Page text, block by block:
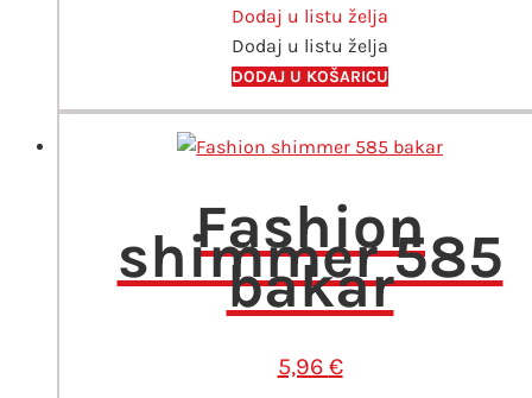
zlatni
količina
Dodaj u listu želja
Dodaj u listu želja
DODAJ U KOŠARICU
Fashion
shimmer 585
bakar
5,96 €